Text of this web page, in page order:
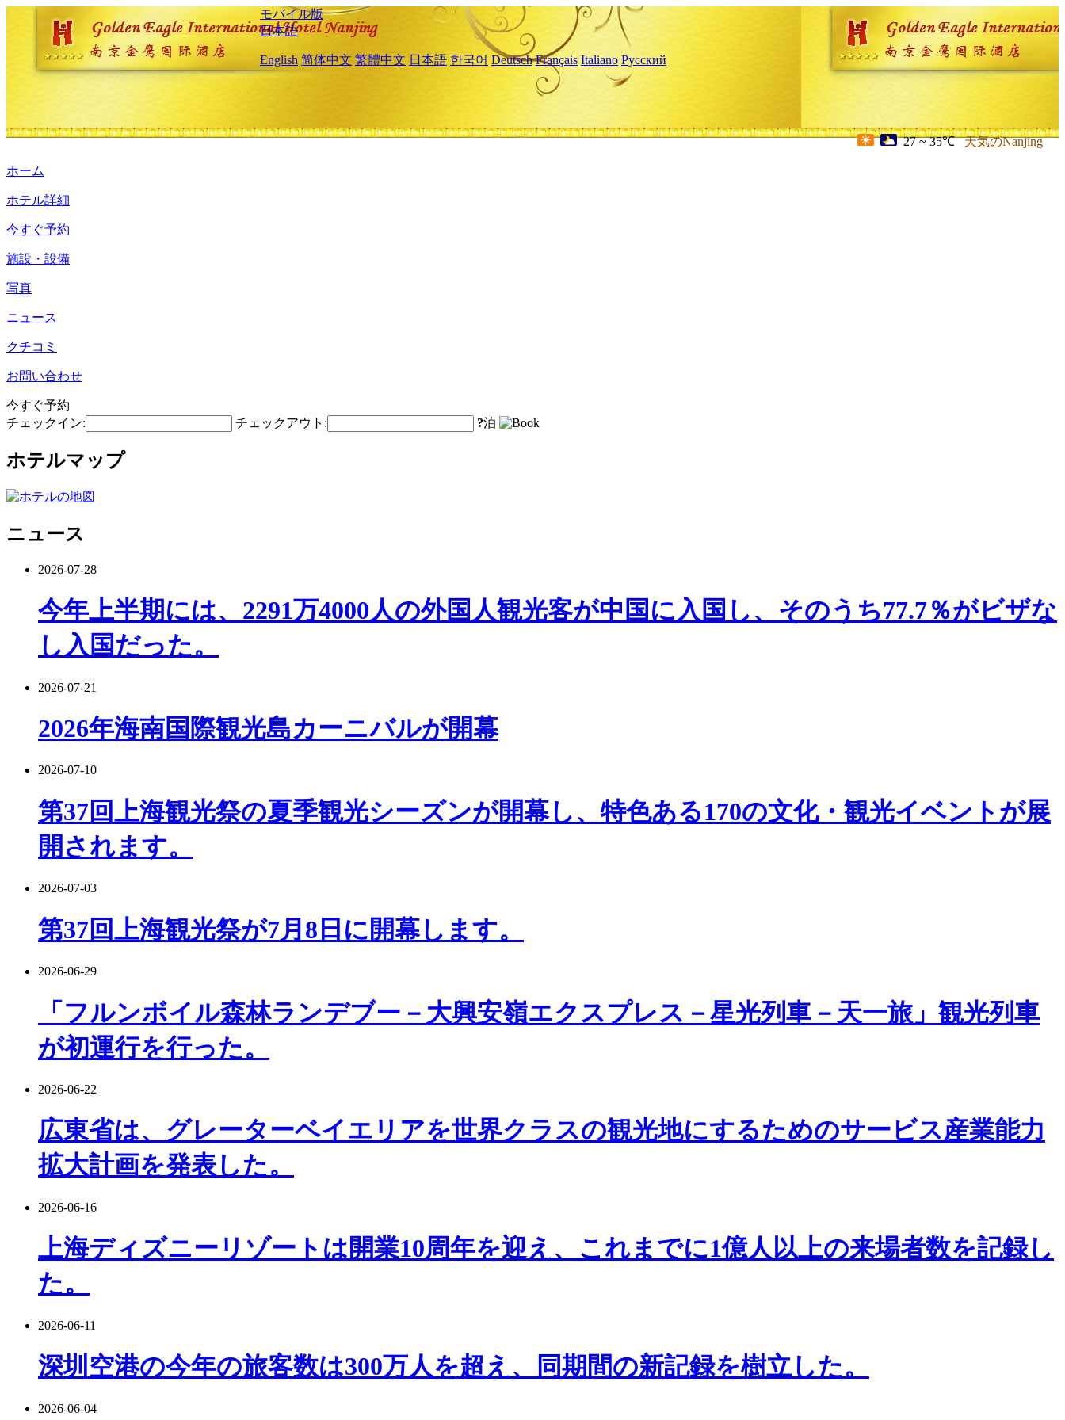
モバイル版
日本語
English 简体中文 繁體中文 日本語 한국어 Deutsch Français Italiano Русский
27 ~ 35℃ 天気のNanjing
ホーム
ホテル詳細
今すぐ予約
施設・設備
写真
ニュース
クチコミ
お問い合わせ
今すぐ予約
チェックイン:
チェックアウト: ?泊
ホテルマップ
ニュース
2026-07-28
今年上半期には、2291万4000人の外国人観光客が中国に入国し、そのうち77.7％がビザな
し入国だった。
2026-07-21
2026年海南国際観光島カーニバルが開幕
2026-07-10
第37回上海観光祭の夏季観光シーズンが開幕し、特色ある170の文化・観光イベントが展
開されます。
2026-07-03
第37回上海観光祭が7月8日に開幕します。
2026-06-29
「フルンボイル森林ランデブー－大興安嶺エクスプレス－星光列車－天一旅」観光列車
が初運行を行った。
2026-06-22
広東省は、グレーターベイエリアを世界クラスの観光地にするためのサービス産業能力
拡大計画を発表した。
2026-06-16
上海ディズニーリゾートは開業10周年を迎え、これまでに1億人以上の来場者数を記録し
た。
2026-06-11
深圳空港の今年の旅客数は300万人を超え、同期間の新記録を樹立した。
2026-06-04